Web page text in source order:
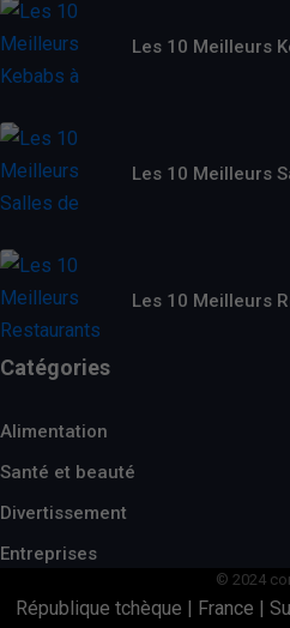
Les 10 Meilleurs
Les 10 Meilleurs
Les 10 Meilleurs
Catégories
Alimentation
Santé et beauté
Divertissement
Entreprises
© 2024
République tchèque | France |